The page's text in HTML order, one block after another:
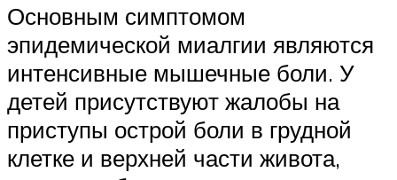
Основным симптомом
эпидемической миалгии являются
интенсивные мышечные боли. У
детей присутствуют жалобы на
приступы острой боли в грудной
клетке и верхней части живота,